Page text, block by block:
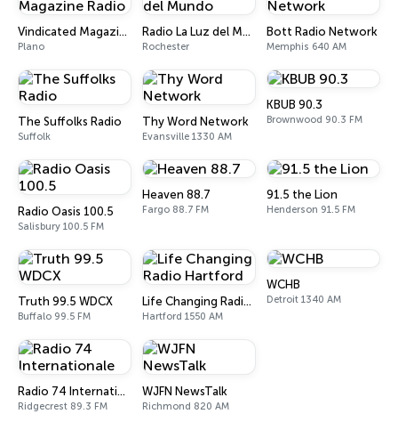
Vindicated Magazine Radio
Plano
Radio La Luz del Mundo
Rochester
Bott Radio Network
Memphis 640 AM
The Suffolks Radio
Suffolk
Thy Word Network
Evansville 1330 AM
KBUB 90.3
Brownwood 90.3 FM
Radio Oasis 100.5
Salisbury 100.5 FM
Heaven 88.7
Fargo 88.7 FM
91.5 the Lion
Henderson 91.5 FM
Truth 99.5 WDCX
Buffalo 99.5 FM
Life Changing Radio Hartford
Hartford 1550 AM
WCHB
Detroit 1340 AM
Radio 74 Internationale
Ridgecrest 89.3 FM
WJFN NewsTalk
Richmond 820 AM